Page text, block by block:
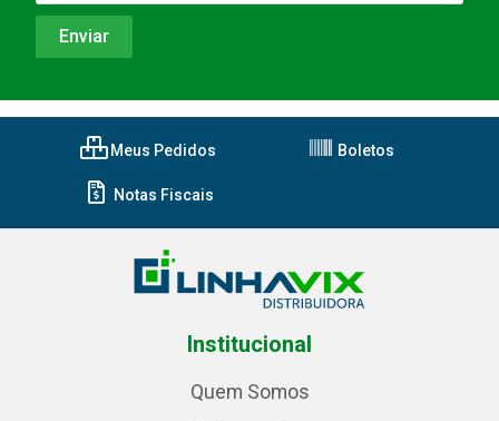
Meus Pedidos Boletos
Notas Fiscais
Institucional
Quem Somos